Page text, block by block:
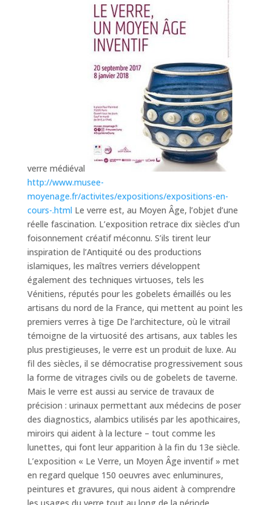
verre médiéval
http://www.musee-
moyenage.fr/activites/expositions/expositions-en-
cours-.html Le verre est, au Moyen Âge, l’objet d’une
réelle fascination. L’exposition retrace dix siècles d’un
foisonnement créatif méconnu. S’ils tirent leur
inspiration de l’Antiquité ou des productions
islamiques, les maîtres verriers développent
également des techniques virtuoses, tels les
Vénitiens, réputés pour les gobelets émaillés ou les
artisans du nord de la France, qui mettent au point les
premiers verres à tige De l’architecture, où le vitrail
témoigne de la virtuosité des artisans, aux tables les
plus prestigieuses, le verre est un produit de luxe. Au
fil des siècles, il se démocratise progressivement sous
la forme de vitrages civils ou de gobelets de taverne.
Mais le verre est aussi au service de travaux de
précision : urinaux permettant aux médecins de poser
des diagnostics, alambics utilisés par les apothicaires,
miroirs qui aident à la lecture – tout comme les
lunettes, qui font leur apparition à la fin du 13e siècle.
L’exposition « Le Verre, un Moyen Âge inventif » met
en regard quelque 150 oeuvres avec enluminures,
peintures et gravures, qui nous aident à comprendre